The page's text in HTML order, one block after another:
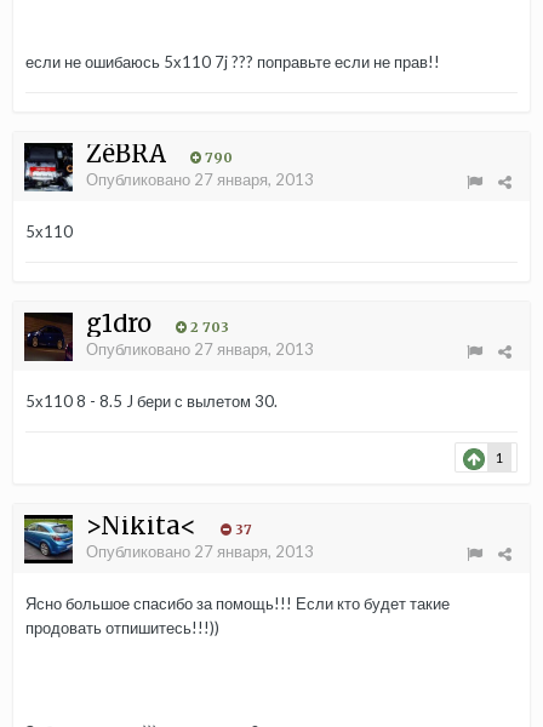
если не ошибаюсь 5х110 7j ??? поправьте если не прав!!
ZёBRA 790
Опубликовано 27 января, 2013
5х110
g1dro 2 703
Опубликовано 27 января, 2013
5х110 8 - 8.5 J бери с вылетом 30.
1
>Nikita< 37
Опубликовано 27 января, 2013
Ясно большое спасибо за помощь!!! Если кто будет такие
продовать отпишитесь!!!))